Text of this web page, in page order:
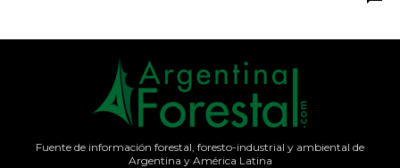
Fuente de información forestal, foresto-industrial y ambiental de
Argentina y América Latina